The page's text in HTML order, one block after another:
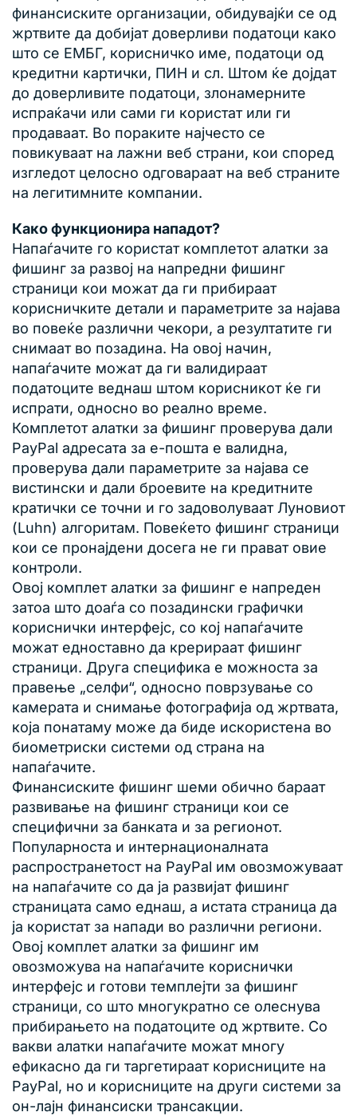
финансиските организации, обидувајќи се од
жртвите да добијат доверливи податоци како
што се ЕМБГ, корисничко име, податоци од
кредитни картички, ПИН и сл. Штом ќе дојдат
до доверливите податоци, злонамерните
испраќачи или сами ги користат или ги
продаваат. Во пораките најчесто се
повикуваат на лажни веб страни, кои според
изгледот целосно одговараат на веб страните
на легитимните компании.
Како функционира нападот?
Напаѓачите го користат комплетот алатки за
фишинг за развој на напредни фишинг
страници кои можат да ги прибираат
корисничките детали и параметрите за најава
во повеќе различни чекори, а резултатите ги
снимаат во позадина. На овој начин,
напаѓачите можат да ги валидираат
податоците веднаш штом корисникот ќе ги
испрати, односно во реално време.
Комплетот алатки за фишинг проверува дали
PayPal адресата за е-пошта е валидна,
проверува дали параметрите за најава се
вистински и дали броевите на кредитните
кратички се точни и го задоволуваат Луновиот
(Luhn) алгоритам. Повеќето фишинг страници
кои се пронајдени досега не ги прават овие
контроли.
Овој комплет алатки за фишинг е напреден
затоа што доаѓа со позадински графички
кориснички интерфејс, со кој напаѓачите
можат едноставно да крерираат фишинг
страници. Друга специфика е можноста за
правење „селфи“, односно поврзување со
камерата и снимање фотографија од жртвата,
која понатаму може да биде искористена во
биометриски системи од страна на
напаѓачите.
Финансиските фишинг шеми обично бараат
развивање на фишинг страници кои се
специфични за банката и за регионот.
Популарноста и интернационалната
распространетост на PayPal им овозможуваат
на напаѓачите со да ја развијат фишинг
страницата само еднаш, а истата страница да
ја користат за напади во различни региони.
Овој комплет алатки за фишинг им
овозможува на напаѓачите кориснички
интерфејс и готови темплејти за фишинг
страници, со што многукратно се олеснува
прибирањето на податоците од жртвите. Со
вакви алатки напаѓачите можат многу
ефикасно да ги таргетираат корисниците на
PayPal, но и корисниците на други системи за
он-лајн финансиски трансакции.